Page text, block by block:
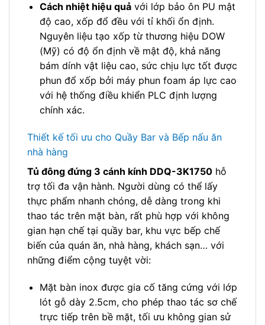
Cách nhiệt hiệu quảvới lớp bảo ôn PU mật
độ cao, xốp đổ đều với tỉ khối ổn định.
Nguyên liệu tạo xốp từ thương hiệu DOW
(Mỹ) có độ ổn định về mật độ, khả năng
bám dính vật liệu cao, sức chịu lực tốt được
phun đổ xốp bởi máy phun foam áp lực cao
với hệ thống điều khiển PLC định lượng
chính xác.
Thiết kế tối ưu cho Quầy Bar và Bếp nấu ăn
nhà hàng
Tủ đông đứng 3 cánh kính DDQ-3K1750 hỗ
trợ tối đa vận hành. Người dùng có thể lấy
thực phẩm nhanh chóng, dễ dàng trong khi
thao tác trên mặt bàn, rất phù hợp với không
gian hạn chế tại quầy bar, khu vực bếp chế
biến của quán ăn, nhà hàng, khách sạn… với
những điểm cộng tuyệt vời:
Mặt bàn inox được gia cố tăng cứng với lớp
lót gỗ dày 2.5cm, cho phép thao tác sơ chế
trực tiếp trên bề mặt, tối ưu không gian sử